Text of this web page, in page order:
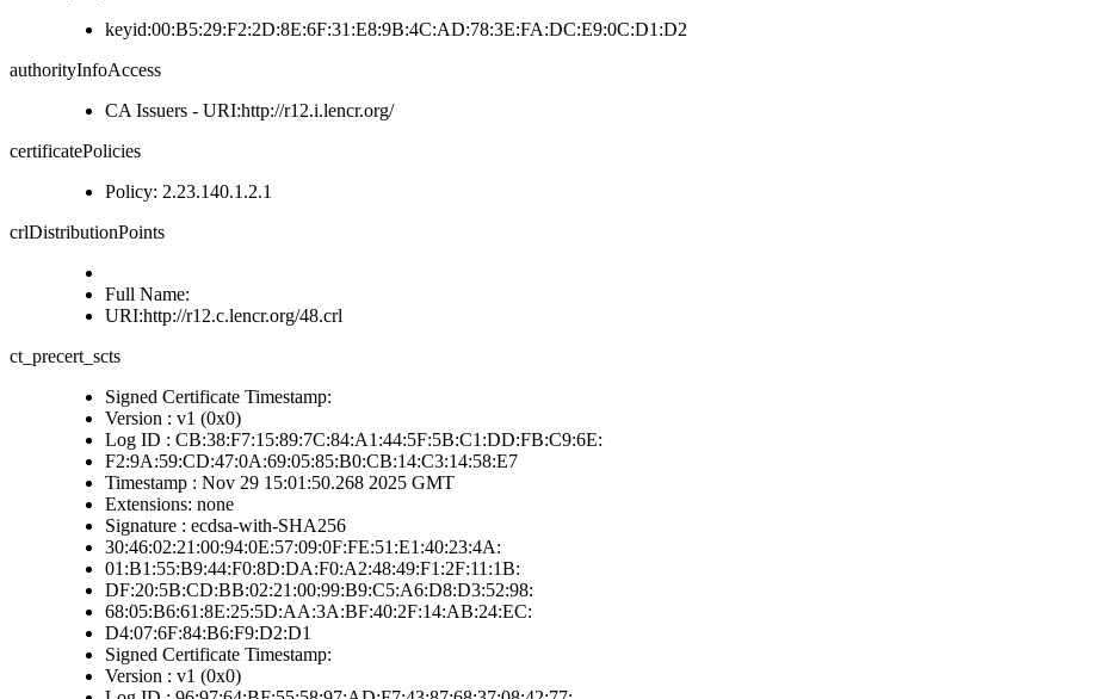
keyid:00:B5:29:F2:2D:8E:6F:31:E8:9B:4C:AD:78:3E:FA:DC:E9:0C:D1:D2
authorityInfoAccess
CA Issuers - URI:http://r12.i.lencr.org/
certificatePolicies
Policy: 2.23.140.1.2.1
crlDistributionPoints
Full Name:
URI:http://r12.c.lencr.org/48.crl
ct_precert_scts
Signed Certificate Timestamp:
Version : v1 (0x0)
Log ID : CB:38:F7:15:89:7C:84:A1:44:5F:5B:C1:DD:FB:C9:6E:
F2:9A:59:CD:47:0A:69:05:85:B0:CB:14:C3:14:58:E7
Timestamp : Nov 29 15:01:50.268 2025 GMT
Extensions: none
Signature : ecdsa-with-SHA256
30:46:02:21:00:94:0E:57:09:0F:FE:51:E1:40:23:4A:
01:B1:55:B9:44:F0:8D:DA:F0:A2:48:49:F1:2F:11:1B:
DF:20:5B:CD:BB:02:21:00:99:B9:C5:A6:D8:D3:52:98:
68:05:B6:61:8E:25:5D:AA:3A:BF:40:2F:14:AB:24:EC:
D4:07:6F:84:B6:F9:D2:D1
Signed Certificate Timestamp:
Version : v1 (0x0)